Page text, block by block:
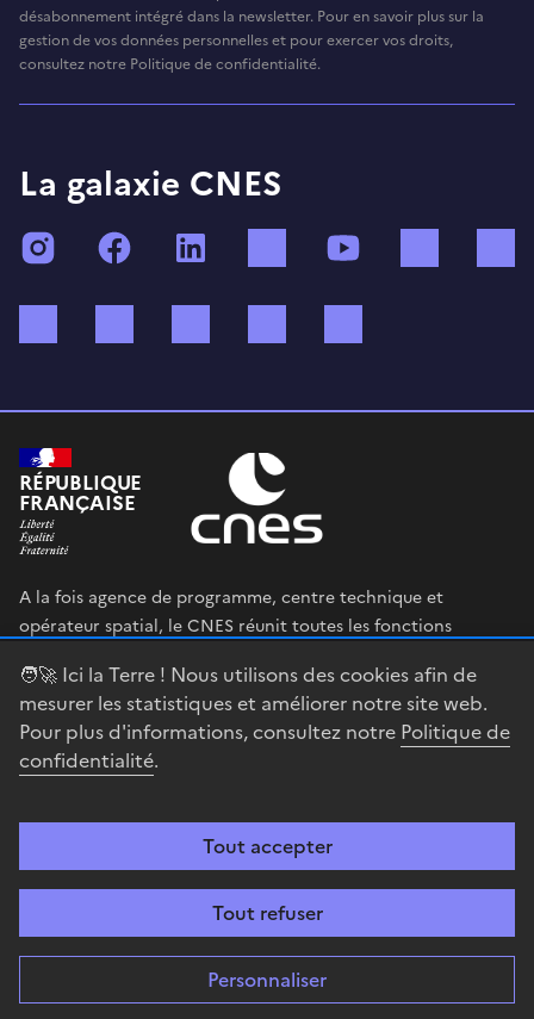
🧑‍🚀 Ici la Terre ! Nous utilisons des cookies afin de
mesurer les statistiques et améliorer notre site web.
Pour plus d'informations, consultez notre Politique de
confidentialité.
Tout accepter
Tout refuser
Personnaliser
désabonnement intégré dans la newsletter. Pour en savoir plus sur la
gestion de vos données personnelles et pour exercer vos droits,
consultez notre Politique de confidentialité.
La galaxie CNES
InstagramFacebook TikTok
RÉPUBLIQUE
FRANÇAISE
A la fois agence de programme, centre technique et
opérateur spatial, le CNES réunit toutes les fonctions
en œuvre sa stratégie spatiale.
legifrance.gouv.fr
gouvernement.fr
Accessibilité : partiellement conforme Mentions légales
Gestion des cookies
guyanais
Sauf mention explicite de propriété intellectuelle détenue par des tiers,
les contenus de ce site sont proposés sousLicence Etalab-2.0